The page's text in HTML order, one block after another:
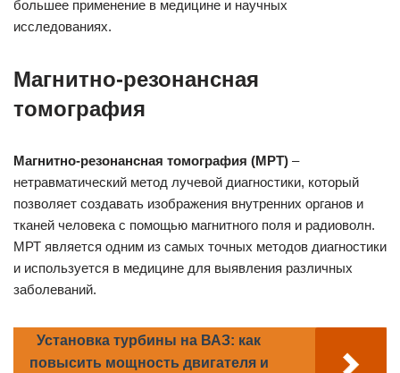
большее применение в медицине и научных
исследованиях.
Магнитно-резонансная
томография
Магнитно-резонансная томография (МРТ) –
нетравматический метод лучевой диагностики, который
позволяет создавать изображения внутренних органов и
тканей человека с помощью магнитного поля и радиоволн.
МРТ является одним из самых точных методов диагностики
и используется в медицине для выявления различных
заболеваний.
Установка турбины на ВАЗ: как
повысить мощность двигателя и